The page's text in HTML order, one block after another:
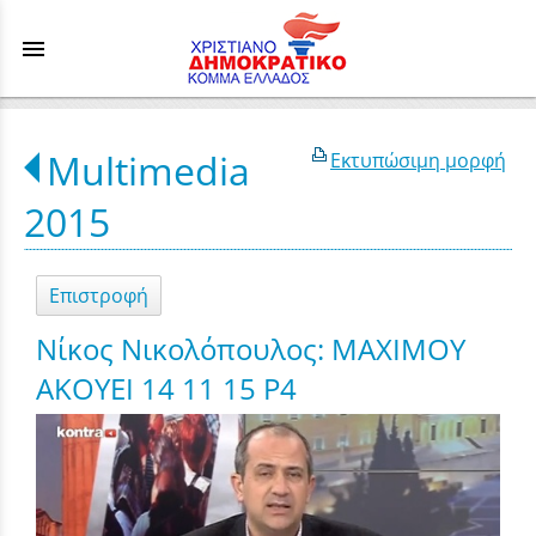
menu
Εκτυπώσιμη μορφή
Multimedia
2015
Επιστροφή
Νίκος Νικολόπουλος: MAXIMOY
AKOYEI 14 11 15 P4